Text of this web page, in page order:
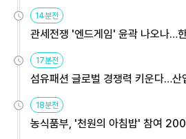
14분전
관세전쟁 '엔드게임' 윤곽 나오나…
용해야
17분전
섬유패션 글로벌 경쟁력 키운다…
원
18분전
농식품부, '천원의 아침밥' 참여